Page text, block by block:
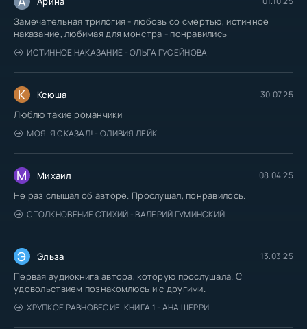
Замечательная трилогия - любовь со смертью, истинное
наказание, любимая для монстра - понравились
ИСТИННОЕ НАКАЗАНИЕ - ОЛЬГА ГУСЕЙНОВА
К Ксюша 30.07.25
Люблю такие романчики
МОЯ. Я СКАЗАЛ! - ОЛИВИЯ ЛЕЙК
М Михаил 08.04.25
Не раз слышал об авторе. Прослушал, понравилось.
СТОЛКНОВЕНИЕ СТИХИЙ - ВАЛЕРИЙ ГУМИНСКИЙ
Э Эльза 13.03.25
Первая аудиокнига автора, которую прослушала. С
удовольствием познакомлюсь и с другими.
ХРУПКОЕ РАВНОВЕСИЕ. КНИГА 1 - АНА ШЕРРИ
088
091
093
094
095
096
097